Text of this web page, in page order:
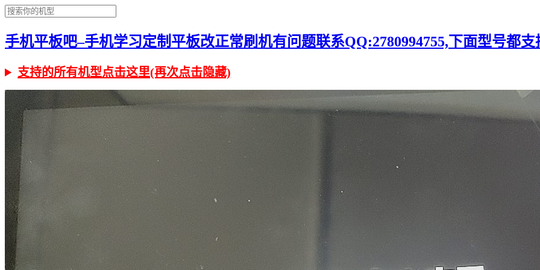
手机平板吧–手机学习定制平板改正常刷机有问题联系QQ:2780994755,下面型号都支
支持的所有机型点击这里(再次点击隐藏)